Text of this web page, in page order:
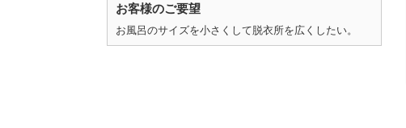
お客様のご要望
お風呂のサイズを小さくして脱衣所を広くしたい。